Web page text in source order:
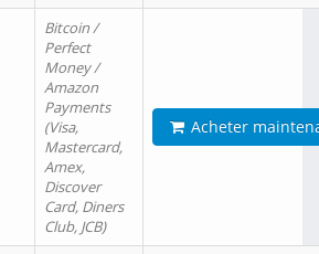
Bitcoin /
Perfect
Money /
Amazon
Payments
(Visa,
Mastercard,
Amex,
Discover
Card, Diners
Club, JCB)
Acheter